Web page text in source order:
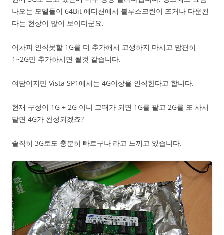
나오는 모델들이 64Bit 에디션에서 블루스크린이 뜨거나 다운된
다는 현상이 많이 보이더군요.
어차피 인식못할 1G를 더 추가해서 고생하지 마시고 맘편히
1~2G만 추가하시면 될것 같습니다.
여담이지만 Vista SP1에서는 4G이상을 인식한다고 합니다.
현재 구성이 1G + 2G 이니 그때가 되면 1G를 팔고 2G를 또 사서
달면 4G가 완성되겠죠?
솔직히 3G로도 충분히 빠르구나 라고 느끼고 있습니다.